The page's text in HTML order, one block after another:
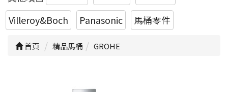
Villeroy&Boch
Panasonic 馬桶零件
首頁 精品馬桶 GROHE